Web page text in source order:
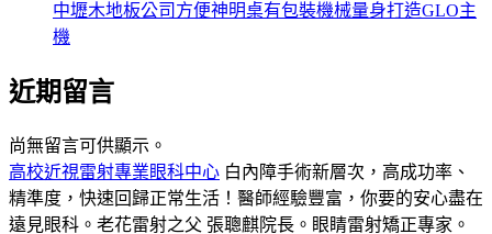
中壢木地板公司方便神明桌有包裝機械量身打造GLO主
機
近期留言
尚無留言可供顯示。
高校近視雷射專業眼科中心 白內障手術新層次，高成功率、
精準度，快速回歸正常生活！醫師經驗豐富，你要的安心盡在
遠見眼科。老花雷射之父 張聰麒院長。眼睛雷射矯正專家。